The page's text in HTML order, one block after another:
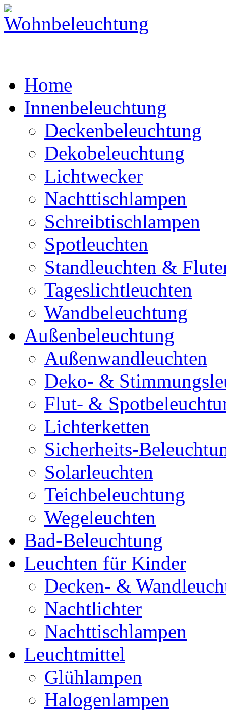
Home
Innenbeleuchtung
Deckenbeleuchtung
Dekobeleuchtung
Lichtwecker
Nachttischlampen
Schreibtischlampen
Spotleuchten
Standleuchten &
Tageslichtleuchten
Wandbeleuchtung
Außenbeleuchtung
Außenwandleuchten
Deko- &
Flut- &
Lichterketten
Sicherheits-
Solarleuchten
Teichbeleuchtung
Wegeleuchten
Bad-Beleuchtung
Leuchten für Kinder
Decken- &
Nachtlichter
Nachttischlampen
Leuchtmittel
Glühlampen
Halogenlampen